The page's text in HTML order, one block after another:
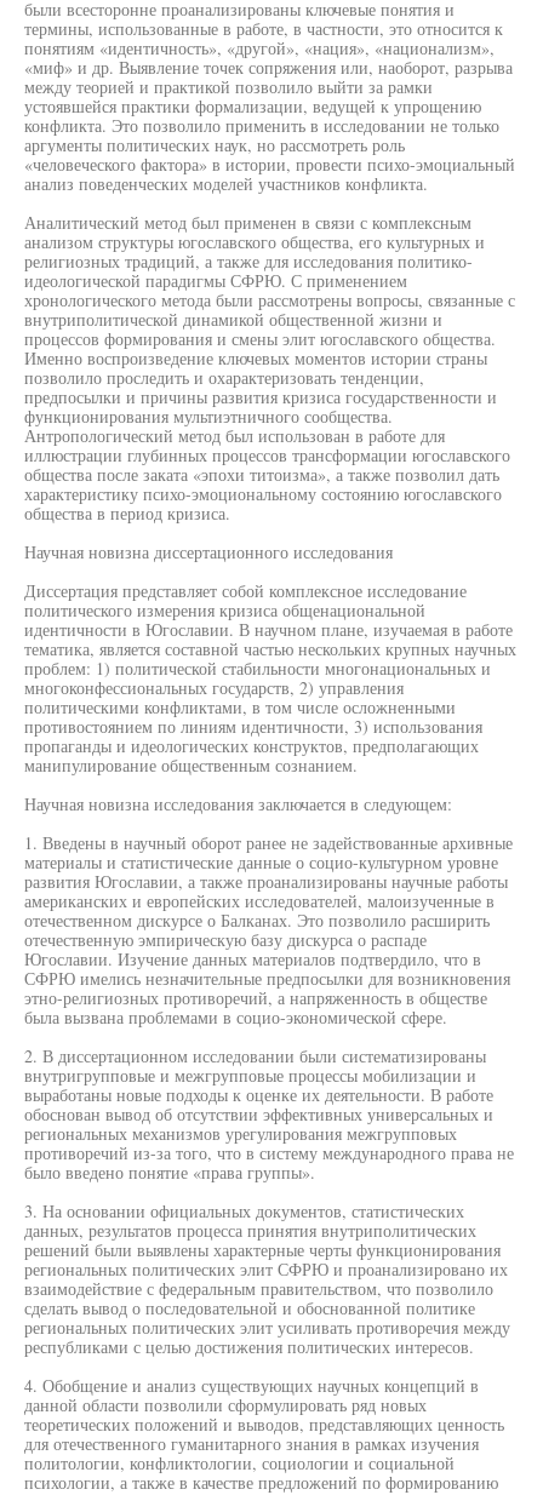
были всесторонне проанализированы ключевые понятия и
термины, использованные в работе, в частности, это относится к
понятиям «идентичность», «другой», «нация», «национализм»,
«миф» и др. Выявление точек сопряжения или, наоборот, разрыва
между теорией и практикой позволило выйти за рамки
устоявшейся практики формализации, ведущей к упрощению
конфликта. Это позволило применить в исследовании не только
аргументы политических наук, но рассмотреть роль
«человеческого фактора» в истории, провести психо-эмоциальный
анализ поведенческих моделей участников конфликта.
Аналитический метод был применен в связи с комплексным
анализом структуры югославского общества, его культурных и
религиозных традиций, а также для исследования политико-
идеологической парадигмы СФРЮ. С применением
хронологического метода были рассмотрены вопросы, связанные с
внутриполитической динамикой общественной жизни и
процессов формирования и смены элит югославского общества.
Именно воспроизведение ключевых моментов истории страны
позволило проследить и охарактеризовать тенденции,
предпосылки и причины развития кризиса государственности и
функционирования мультиэтничного сообщества.
Антропологический метод был использован в работе для
иллюстрации глубинных процессов трансформации югославского
общества после заката «эпохи титоизма», а также позволил дать
характеристику психо-эмоциональному состоянию югославского
общества в период кризиса.
Научная новизна диссертационного исследования
Диссертация представляет собой комплексное исследование
политического измерения кризиса общенациональной
идентичности в Югославии. В научном плане, изучаемая в работе
тематика, является составной частью нескольких крупных научных
проблем: 1) политической стабильности многонациональных и
многоконфессиональных государств, 2) управления
политическими конфликтами, в том числе осложненными
противостоянием по линиям идентичности, 3) использования
пропаганды и идеологических конструктов, предполагающих
манипулирование общественным сознанием.
Научная новизна исследования заключается в следующем:
1. Введены в научный оборот ранее не задействованные архивные
материалы и статистические данные о социо-культурном уровне
развития Югославии, а также проанализированы научные работы
американских и европейских исследователей, малоизученные в
отечественном дискурсе о Балканах. Это позволило расширить
отечественную эмпирическую базу дискурса о распаде
Югославии. Изучение данных материалов подтвердило, что в
СФРЮ имелись незначительные предпосылки для возникновения
этно-религиозных противоречий, а напряженность в обществе
была вызвана проблемами в социо-экономической сфере.
2. В диссертационном исследовании были систематизированы
внутригрупповые и межгрупповые процессы мобилизации и
выработаны новые подходы к оценке их деятельности. В работе
обоснован вывод об отсутствии эффективных универсальных и
региональных механизмов урегулирования межгрупповых
противоречий из-за того, что в систему международного права не
было введено понятие «права группы».
3. На основании официальных документов, статистических
данных, результатов процесса принятия внутриполитических
решений были выявлены характерные черты функционирования
региональных политических элит СФРЮ и проанализировано их
взаимодействие с федеральным правительством, что позволило
сделать вывод о последовательной и обоснованной политике
региональных политических элит усиливать противоречия между
республиками с целью достижения политических интересов.
4. Обобщение и анализ существующих научных концепций в
данной области позволили сформулировать ряд новых
теоретических положений и выводов, представляющих ценность
для отечественного гуманитарного знания в рамках изучения
политологии, конфликтологии, социологии и социальной
психологии, а также в качестве предложений по формированию